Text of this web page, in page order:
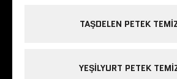
TAŞDELEN PETEK
YEŞILYURT PETEK